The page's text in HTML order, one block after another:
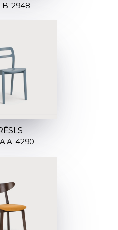
B-2948
A-4290